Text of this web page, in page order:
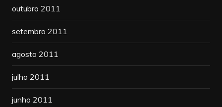
outubro 2011
setembro 2011
agosto 2011
julho 2011
junho 2011